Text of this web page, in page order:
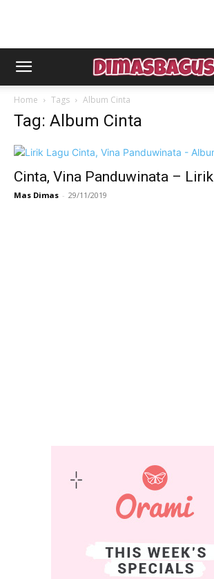
Home Tags Album Cinta
Tag: Album Cinta
Cinta, Vina Panduwinata – Lirik
Mas Dimas - 29/11/2019